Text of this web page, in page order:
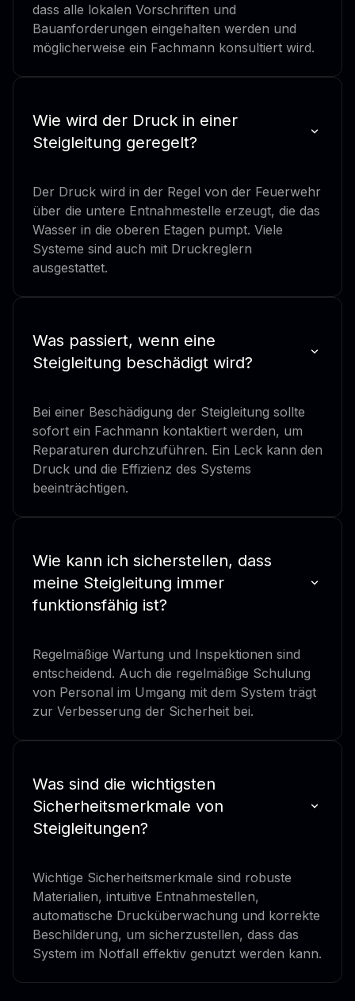
dass alle lokalen Vorschriften und
Bauanforderungen eingehalten werden und
möglicherweise ein Fachmann konsultiert wird.
Wie wird der Druck in einer
Steigleitung geregelt?
Der Druck wird in der Regel von der Feuerwehr
über die untere Entnahmestelle erzeugt, die das
Wasser in die oberen Etagen pumpt. Viele
Systeme sind auch mit Druckreglern
ausgestattet.
Was passiert, wenn eine
Steigleitung beschädigt wird?
Bei einer Beschädigung der Steigleitung sollte
sofort ein Fachmann kontaktiert werden, um
Reparaturen durchzuführen. Ein Leck kann den
Druck und die Effizienz des Systems
beeinträchtigen.
Wie kann ich sicherstellen, dass
meine Steigleitung immer
funktionsfähig ist?
Regelmäßige Wartung und Inspektionen sind
entscheidend. Auch die regelmäßige Schulung
von Personal im Umgang mit dem System trägt
zur Verbesserung der Sicherheit bei.
Was sind die wichtigsten
Sicherheitsmerkmale von
Steigleitungen?
Wichtige Sicherheitsmerkmale sind robuste
Materialien, intuitive Entnahmestellen,
automatische Drucküberwachung und korrekte
Beschilderung, um sicherzustellen, dass das
System im Notfall effektiv genutzt werden kann.